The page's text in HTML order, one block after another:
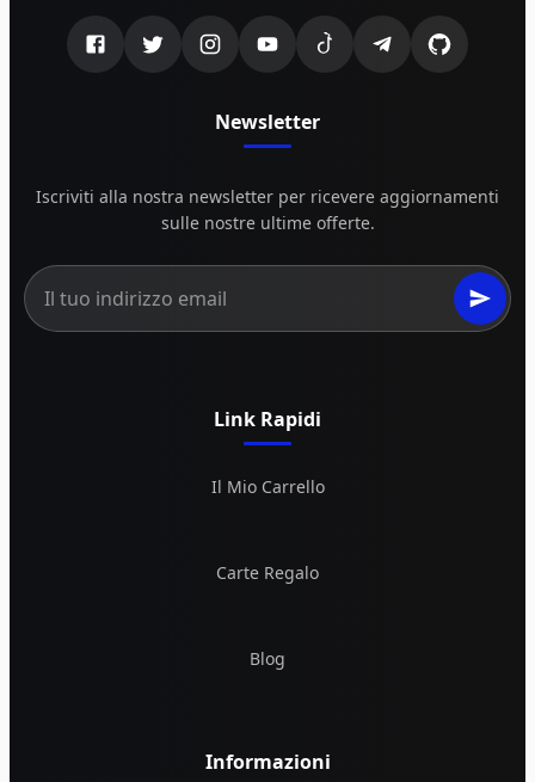
Newsletter
Iscriviti alla nostra newsletter per ricevere aggiornamenti
sulle nostre ultime offerte.
Link Rapidi
Il Mio Carrello
Carte Regalo
Blog
Informazioni